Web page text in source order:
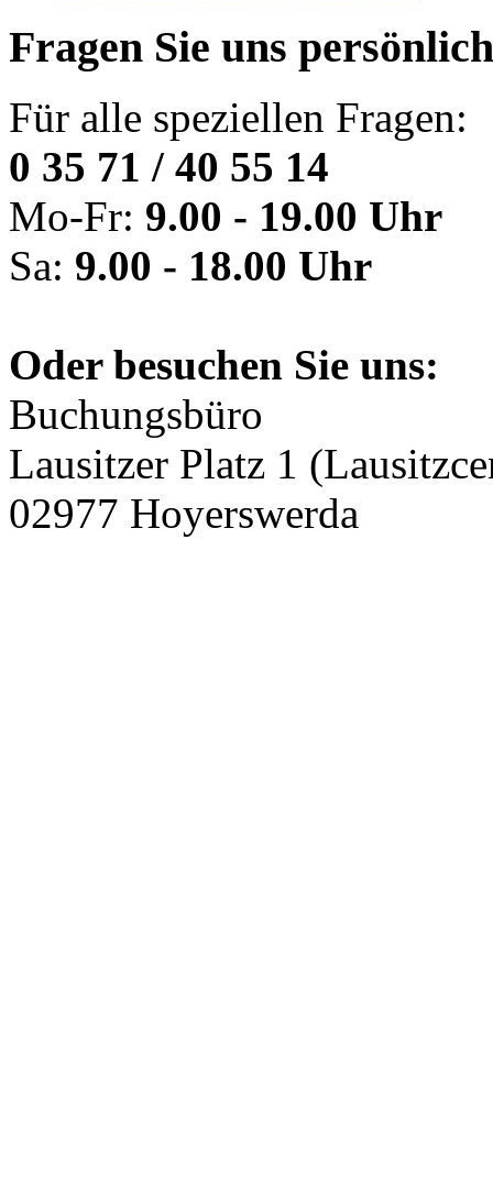
Fragen Sie uns persönlich
Für alle speziellen Fragen:
0 35 71 / 40 55 14
Mo-Fr: 9.00 - 19.00 Uhr
Sa: 9.00 - 18.00 Uhr
Oder besuchen Sie uns:
Buchungsbüro
Lausitzer Platz 1
02977 Hoyerswerda